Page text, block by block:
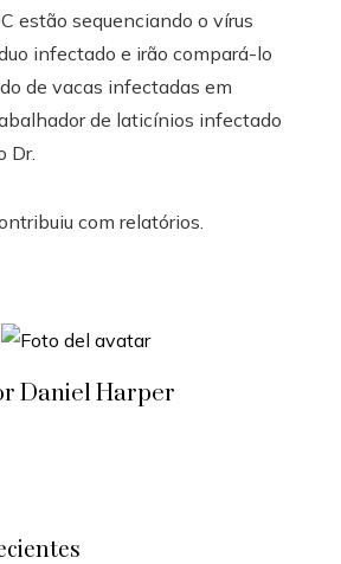
estão sequenciando o vírus
infectado e irão compará-lo
de vacas infectadas em
de laticínios infectado
Dr.
com relatórios.
Daniel Harper